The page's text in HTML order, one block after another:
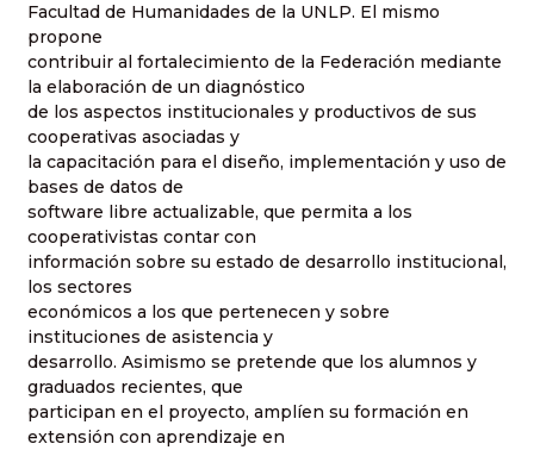
Facultad de Humanidades de la UNLP. El mismo
propone
contribuir al fortalecimiento de la Federación mediante
la elaboración de un diagnóstico
de los aspectos institucionales y productivos de sus
cooperativas asociadas y
la capacitación para el diseño, implementación y uso de
bases de datos de
software libre actualizable, que permita a los
cooperativistas contar con
información sobre su estado de desarrollo institucional,
los sectores
económicos a los que pertenecen y sobre
instituciones de asistencia y
desarrollo. Asimismo se pretende que los alumnos y
graduados recientes, que
participan en el proyecto, amplíen su formación en
extensión con aprendizaje en